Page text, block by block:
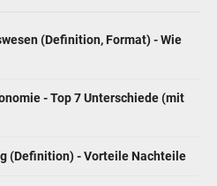
(Definition, Format) - Wie
- Top 7 Unterschiede (mit
(Definition) - Vorteile Nachteile